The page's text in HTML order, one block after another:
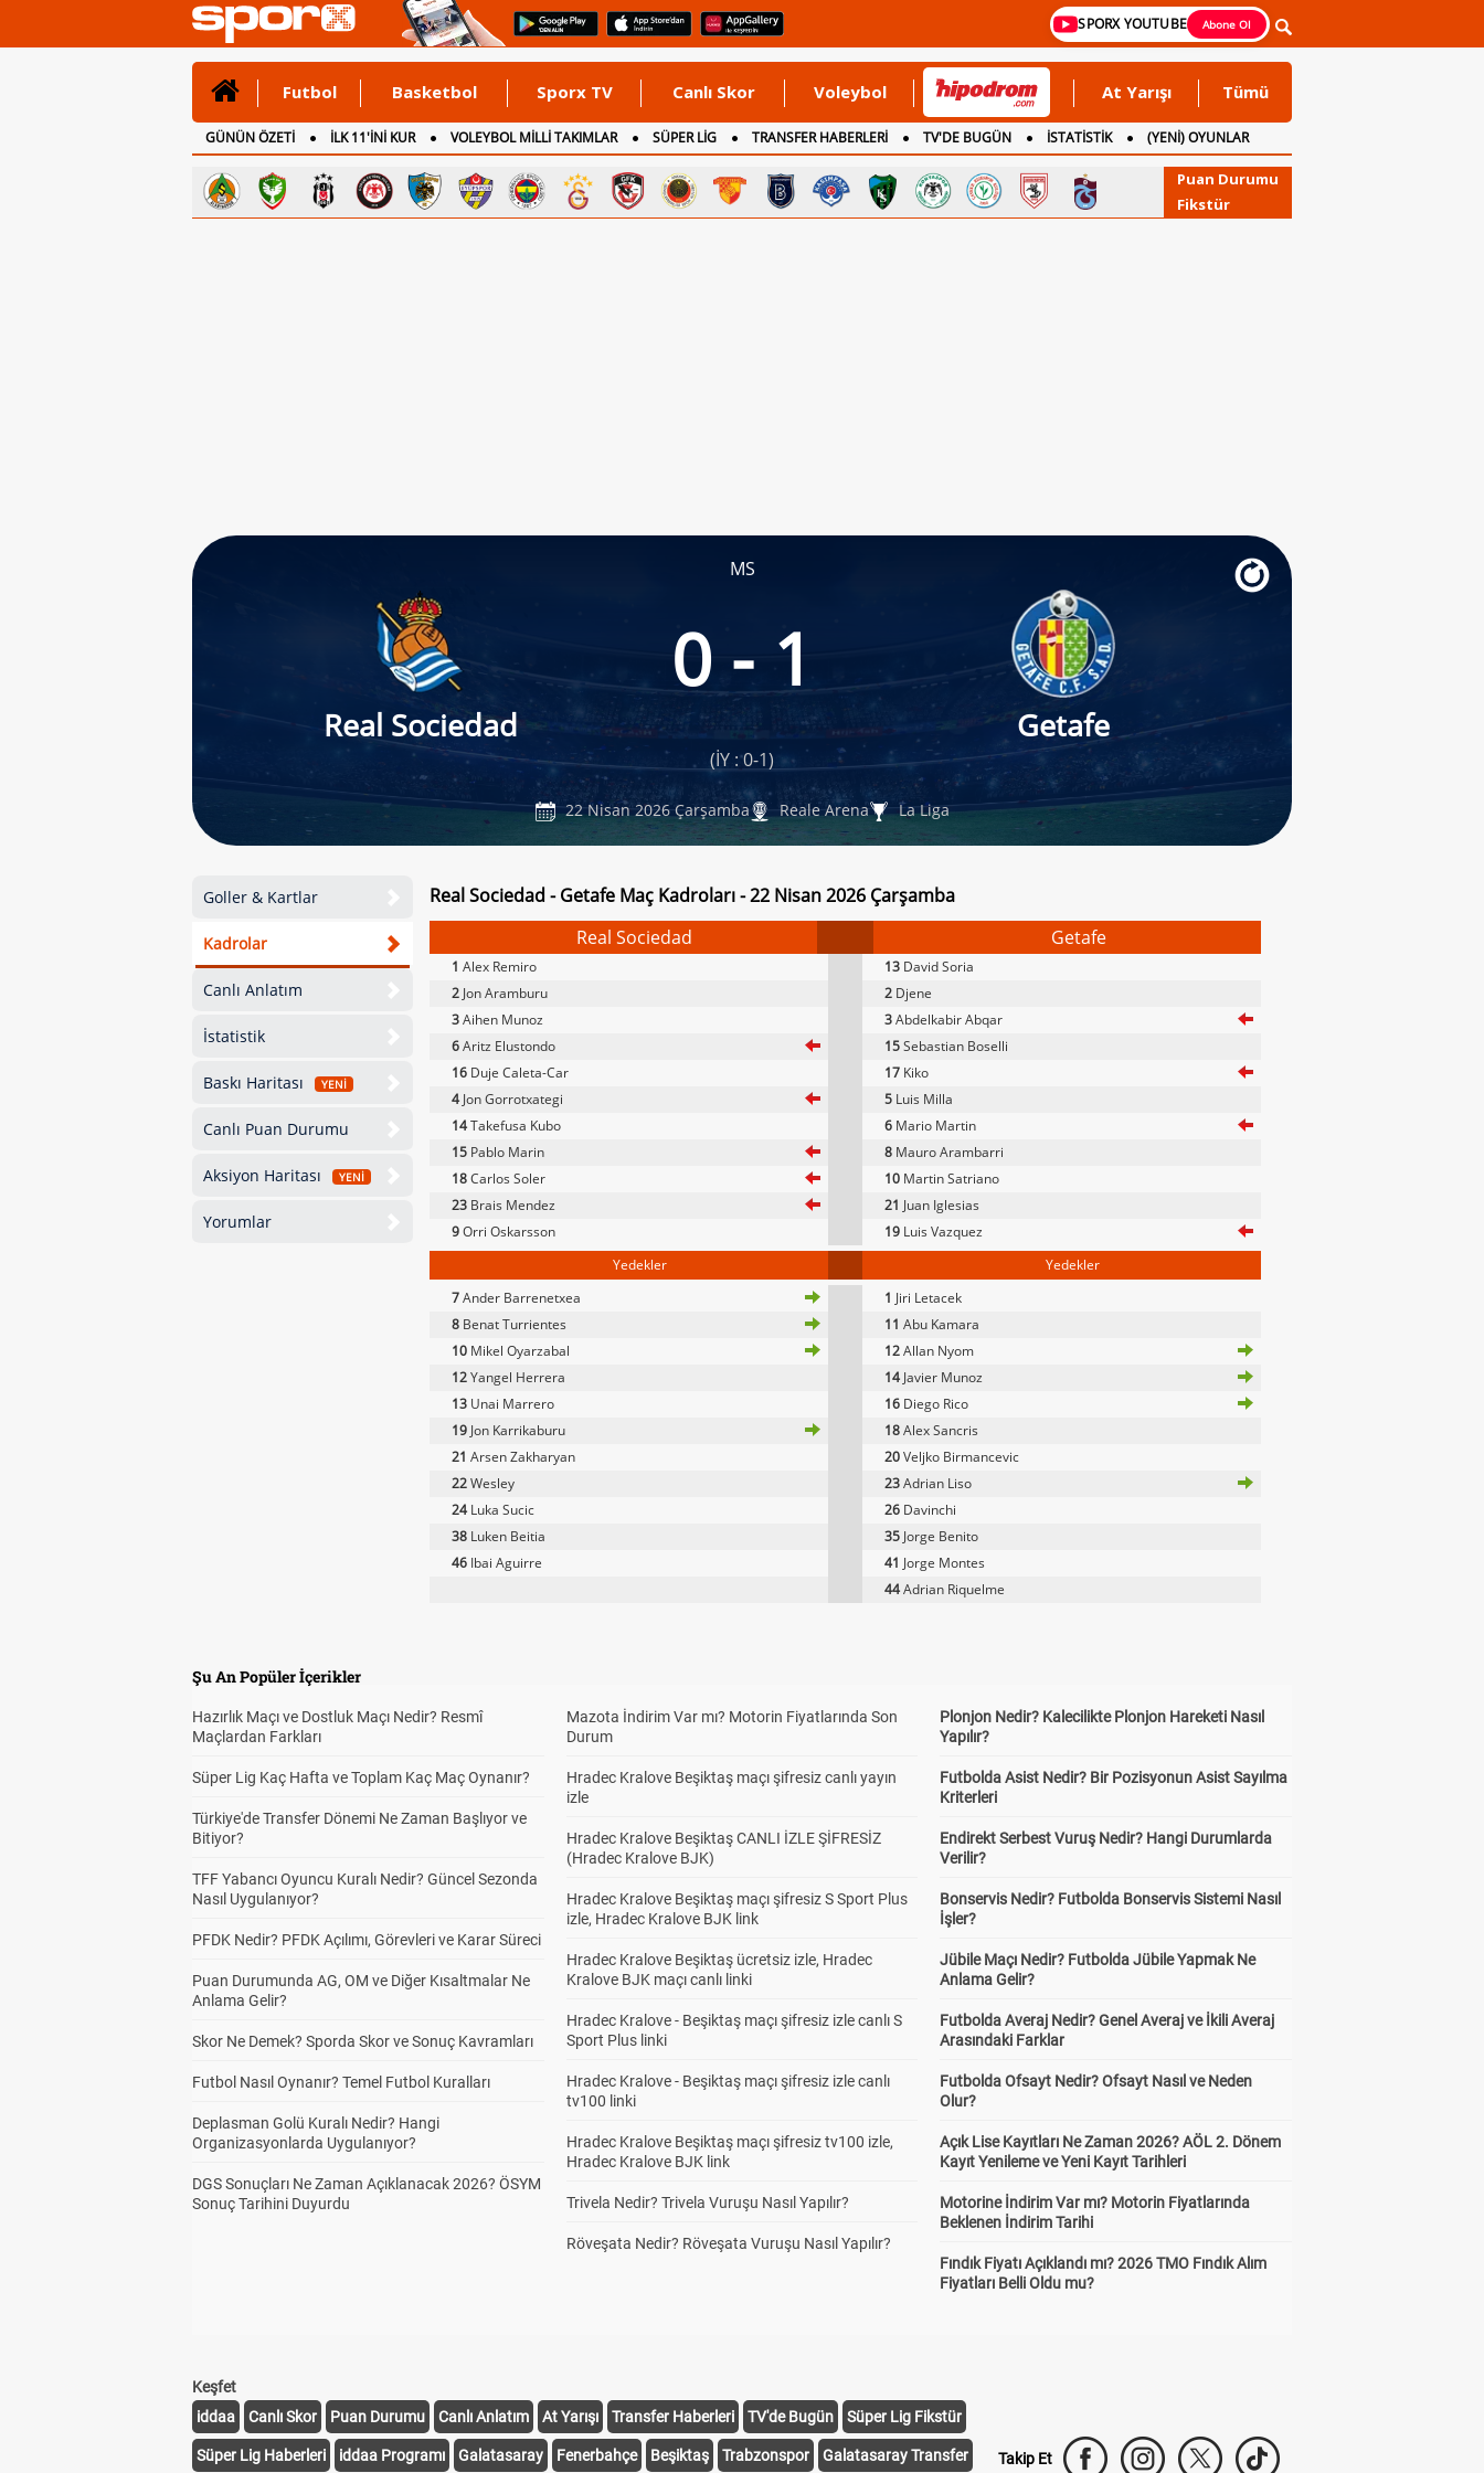
SPORX YOUTUBE Abone Ol
Futbol Basketbol Sporx TV Canlı Skor Voleybol At Yarışı Tümü
GÜNÜN ÖZETİ İLK 11'İNİ KUR VOLEYBOL MİLLİ TAKIMLAR SÜPER LİG TRANSFER HABERLERİ TV'DE BUGÜN İSTATİSTİK
(YENİ) OYUNLAR
CANLI ANLATIM
İNGİLTERE
Puan Durumu
Fikstür
MS
Real Sociedad
0 - 1
Getafe
(İY : 0-1)
22 Nisan 2026 Çarşamba Reale Arena La Liga
Goller & Kartlar
Kadrolar
Canlı Anlatım
İstatistik
Baskı Haritası YENİ
Canlı Puan Durumu
Aksiyon Haritası YENİ
Yorumlar
Real Sociedad - Getafe Maç Kadroları - 22 Nisan 2026 Çarşamba
Real Sociedad
Getafe
1 Alex Remiro 13 David Soria
2 Jon Aramburu 2 Djene
3Aihen Munoz 3Abdelkabir Abqar
6Aritz Elustondo 15Sebastian Boselli
16 Duje Caleta-Car 17 Kiko
4 Jon Gorrotxategi 5 Luis Milla
14Takefusa Kubo 6 Mario Martin
15 Pablo Marin 8 Mauro Arambarri
18Carlos Soler 10 Martin Satriano
23 Brais Mendez 21 Juan Iglesias
9Orri Oskarsson 19 Luis Vazquez
Yedekler
Yedekler
7Ander Barrenetxea 1 Jiri Letacek
8 Benat Turrientes 11 Abu Kamara
10 Mikel Oyarzabal 12Allan Nyom
12Yangel Herrera 14 Javier Munoz
13 Unai Marrero 16 Diego Rico
19 Jon Karrikaburu 18Alex Sancris
21 Arsen Zakharyan 20Veljko Birmancevic
22Wesley 23Adrian Liso
24 Luka Sucic 26 Davinchi
38 Luken Beitia 35 Jorge Benito
46 Ibai Aguirre 41 Jorge Montes
44Adrian Riquelme
Şu An Popüler İçerikler
Hazırlık Maçı ve Dostluk Maçı Nedir? Resmî
Maçlardan Farkları
Süper Lig Kaç Hafta ve Toplam Kaç Maç Oynanır?
Türkiye'de Transfer Dönemi Ne Zaman Başlıyor ve
Bitiyor?
TFF Yabancı Oyuncu Kuralı Nedir? Güncel Sezonda
Nasıl Uygulanıyor?
PFDK Nedir? PFDK Açılımı, Görevleri ve Karar Süreci
Puan Durumunda AG, OM ve Diğer Kısaltmalar Ne
Anlama Gelir?
Skor Ne Demek? Sporda Skor ve Sonuç Kavramları
Futbol Nasıl Oynanır? Temel Futbol Kuralları
Deplasman Golü Kuralı Nedir? Hangi
Organizasyonlarda Uygulanıyor?
DGS Sonuçları Ne Zaman Açıklanacak 2026? ÖSYM
Sonuç Tarihini Duyurdu
Mazota İndirim Var mı? Motorin Fiyatlarında Son
Durum
Hradec Kralove Beşiktaş maçı şifresiz canlı yayın
izle
Hradec Kralove Beşiktaş CANLI İZLE ŞİFRESİZ
(Hradec Kralove BJK)
Hradec Kralove Beşiktaş maçı şifresiz S Sport Plus
izle, Hradec Kralove BJK link
Hradec Kralove Beşiktaş ücretsiz izle, Hradec
Kralove BJK maçı canlı linki
Hradec Kralove - Beşiktaş maçı şifresiz izle canlı S
Sport Plus linki
Hradec Kralove - Beşiktaş maçı şifresiz izle canlı
tv100 linki
Hradec Kralove Beşiktaş maçı şifresiz tv100 izle,
Hradec Kralove BJK link
Trivela Nedir? Trivela Vuruşu Nasıl Yapılır?
Röveşata Nedir? Röveşata Vuruşu Nasıl Yapılır?
Plonjon Nedir? Kalecilikte Plonjon Hareketi Nasıl
Yapılır?
Futbolda Asist Nedir? Bir Pozisyonun Asist Sayılma
Kriterleri
Endirekt Serbest Vuruş Nedir? Hangi Durumlarda
Verilir?
Bonservis Nedir? Futbolda Bonservis Sistemi Nasıl
İşler?
Jübile Maçı Nedir? Futbolda Jübile Yapmak Ne
Anlama Gelir?
Futbolda Averaj Nedir? Genel Averaj ve İkili Averaj
Arasındaki Farklar
Futbolda Ofsayt Nedir? Ofsayt Nasıl ve Neden
Olur?
Açık Lise Kayıtları Ne Zaman 2026? AÖL 2. Dönem
Kayıt Yenileme ve Yeni Kayıt Tarihleri
Motorine İndirim Var mı? Motorin Fiyatlarında
Beklenen İndirim Tarihi
Fındık Fiyatı Açıklandı mı? 2026 TMO Fındık Alım
Fiyatları Belli Oldu mu?
Keşfet
iddaa
Canlı Skor Puan Durumu Canlı Anlatım At Yarışı Transfer Haberleri TV'de Bugün Süper Lig Fikstür
Süper Lig Haberleri iddaa Programı Galatasaray Fenerbahçe Beşiktaş Trabzonspor Galatasaray Transfer Takip Et